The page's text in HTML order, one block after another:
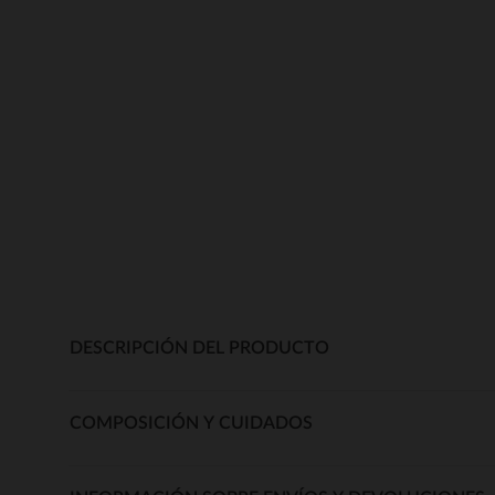
DESCRIPCIÓN DEL PRODUCTO
COMPOSICIÓN Y CUIDADOS